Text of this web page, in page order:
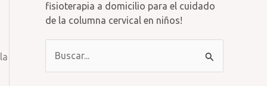
fisioterapia a domicilio para el cuidado
de la columna cervical en niños!